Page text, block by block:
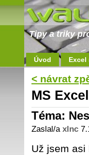
Tipy a triky
Úvod Excel
< návrat
MS Excel
Téma:
Zaslal/a xlnc
Už jsem